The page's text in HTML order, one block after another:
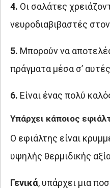
4. Οι σαλάτες
νευροδιαβιβαστές
5. Μπορούν να
πράγματα μέσα σ’
6. Είναι ένας πολύ
Υπάρχει κάποιος
Ο εφιάλτης είναι
υψηλής θερμιδικής
Γενικά, υπάρχει μια